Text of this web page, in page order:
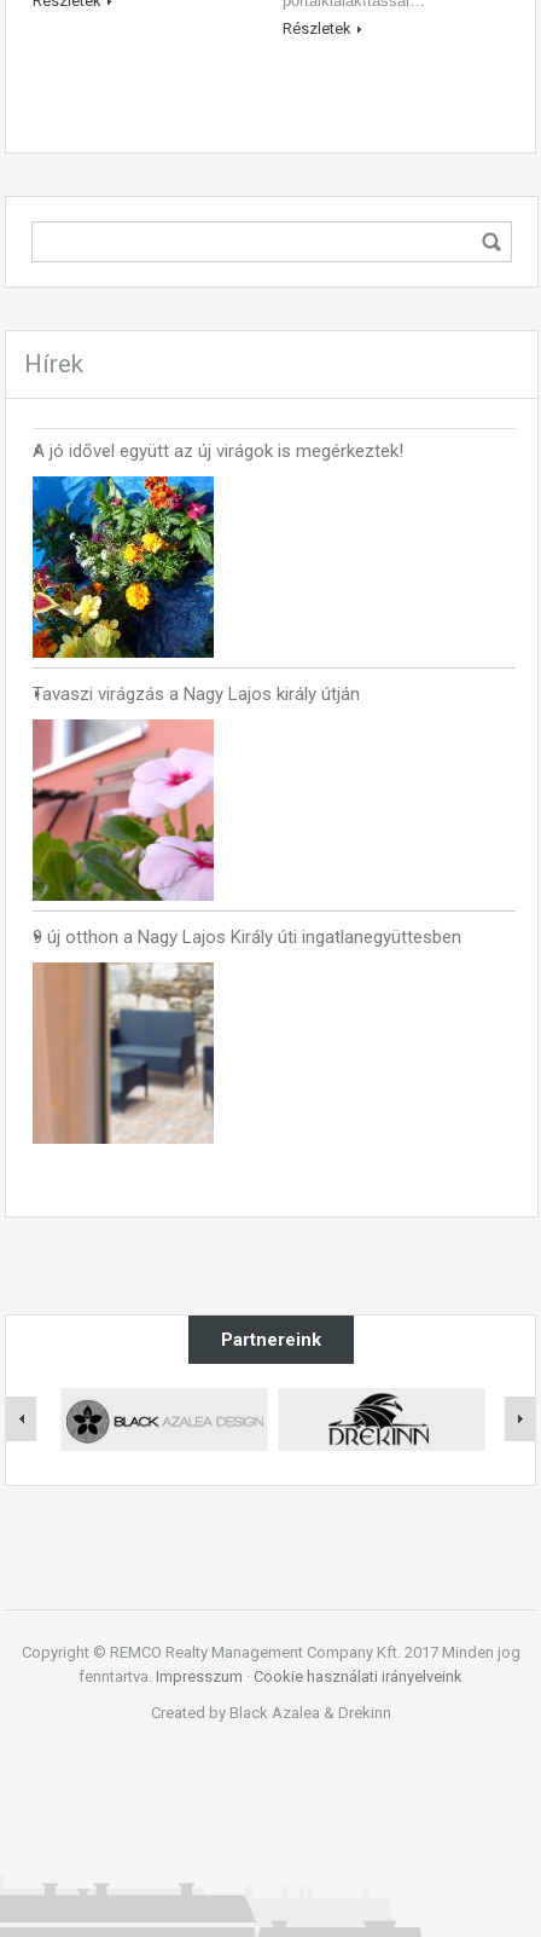
Részletek
Hírek
A jó idővel együtt az új virágok is megérkeztek!
Tavaszi virágzás a Nagy Lajos király útján
9 új otthon a Nagy Lajos Király úti ingatlanegyüttesben
Partnereink
Copyright © REMCO Realty Management Company Kft. 2017 Minden jog
fenntartva. Impresszum · Cookie használati irányelveink
Created by Black Azalea & Drekinn